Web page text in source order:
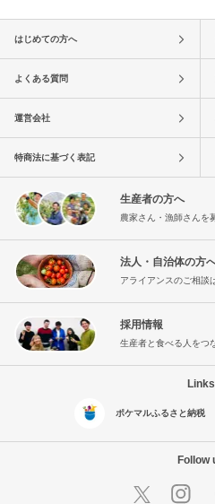
はじめての方へ
よくある質問
運営会社
特商法に基づく表記
生産者の方へ
農家さん・漁師さんを
法人・自治体の方
アライアンスのご相談
採用情報
生産者と食べる人をつ
Links
ポケマルふるさと納税
Follow